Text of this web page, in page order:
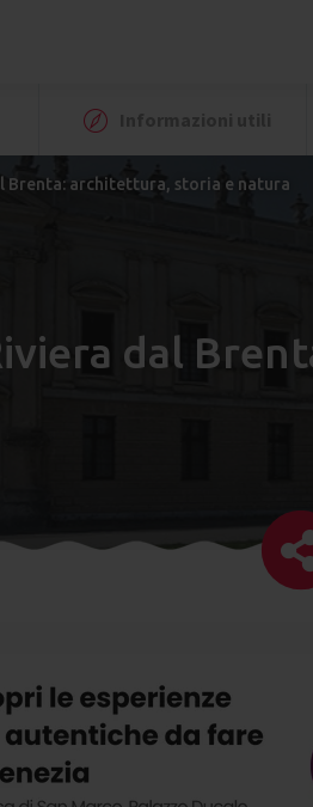
Brenta: architettura, storia e natura
dal